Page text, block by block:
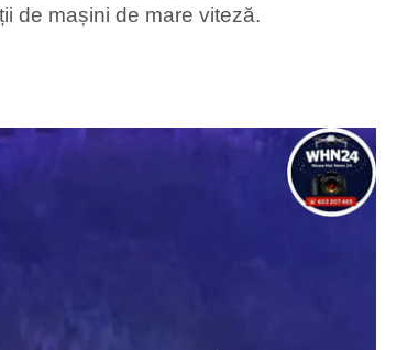
de mașini de mare viteză.